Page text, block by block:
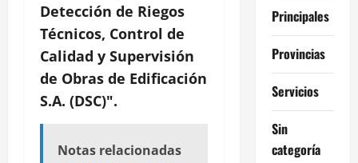
Detección de Riegos
Técnicos, Control de
Calidad y Supervisión
de Obras de Edificación
S.A. (DSC)".
Notas relacionadas
Principales
Provincias
Servicios
Sin
categoría